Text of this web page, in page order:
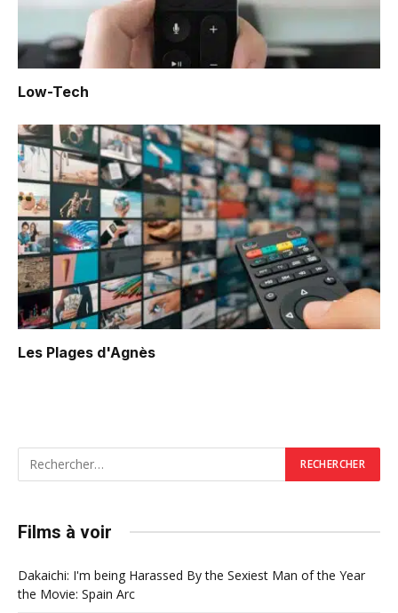
Low-Tech
Les Plages d'Agnès
Films à voir
Dakaichi: I'm being Harassed By the Sexiest Man of the Year
the Movie: Spain Arc